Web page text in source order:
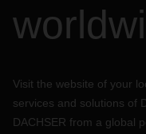
Visit the website of your
services and solutions of
DACHSER from a global